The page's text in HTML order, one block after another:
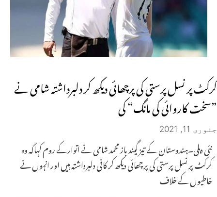
کرکٹ پر نسل پرستی کی پرچھائی دیکھ کر دلبرداشتہ شامی نے
”سخت کاروائی کی مانگ“ کی
جنوری 11, 2021
نئی دہلی۔ہندوستان کے تیز گیند باز محمد شامی نے اتوارکے روم کہاکہ وہ
کرکٹ پر نسل پرستی کی پرچھائی دیکھ کر کافی دلبرداشتہ ہیں اور انہوں نے
خاطیوں کے خلاف